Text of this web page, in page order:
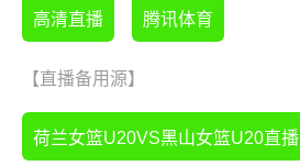
高清直播 腾讯体育
【直播备用源】
荷兰女篮U20VS黑山女篮U20直播